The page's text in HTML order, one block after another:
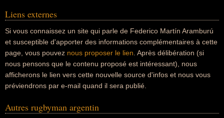
Liens externes
Si vous connaissez un site qui parle de Federico Martín Aramburú
et susceptible d'apporter des informations complémentaires à cette
page, vous pouvez nous proposer le lien . Après délibération (si
nous pensons que le contenu proposé est intéressant), nous
afficherons le lien vers cette nouvelle source d'infos et nous vous
préviendrons par e-mail quand il sera publié.
Autres rugbyman argentin